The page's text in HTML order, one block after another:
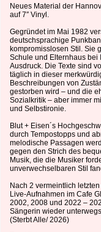
Neues Material der
auf 7″ Vinyl.
Gegründet im Mai 1982
deutschsprachige
kompromisslosen Stil. Sie
Schule und Elternhaus bei
Ausdruck. Die Texte sind
täglich in dieser
Beschreibungen von
gestorben wird – und die
Sozialkritik – aber immer
und Selbstironie.
Blut + Eisen´s
durch Tempostopps und
melodische Passagen
gegen den Strich des
Musik, die die Musiker
unverwechselbaren Stil
Nach 2 vermeintlich
Live-Aufnahmen im Cafe
2002, 2008 und 2022 –
Sängerin wieder
(Sterbt Alle/ 2026)